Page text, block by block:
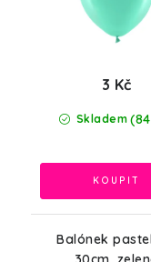
Skladem
3 Kč
Balónek